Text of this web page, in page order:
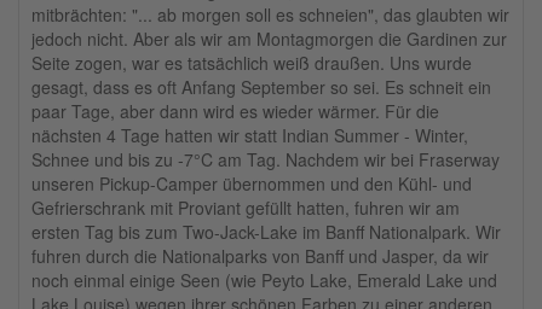
mitbrächten: "... ab morgen soll es schneien", das glaubten wir
jedoch nicht. Aber als wir am Montagmorgen die Gardinen zur
Seite zogen, war es tatsächlich weiß draußen. Uns wurde
gesagt, dass es oft Anfang September so sei. Es schneit ein
paar Tage, aber dann wird es wieder wärmer. Für die
nächsten 4 Tage hatten wir statt Indian Summer - Winter,
Schnee und bis zu -7°C am Tag. Nachdem wir bei Fraserway
unseren Pickup-Camper übernommen und den Kühl- und
Gefrierschrank mit Proviant gefüllt hatten, fuhren wir am
ersten Tag bis zum Two-Jack-Lake im Banff Nationalpark. Wir
fuhren durch die Nationalparks von Banff und Jasper, da wir
noch einmal einige Seen (wie Peyto Lake, Emerald Lake und